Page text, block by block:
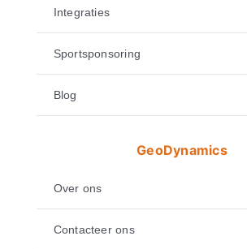
Integraties
Sportsponsoring
Blog
GeoDynamics
Over ons
Contacteer ons